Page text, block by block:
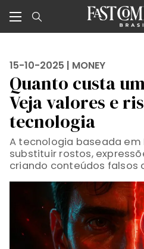
15-10-2025 | MONEY
Quanto custa
Veja valores e
tecnologia
A tecnologia baseada em
substituir rostos,
criando conteúdos falsos